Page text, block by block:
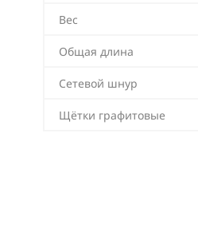
Вес
Общая длина
Сетевой шнур
Щётки графитовые